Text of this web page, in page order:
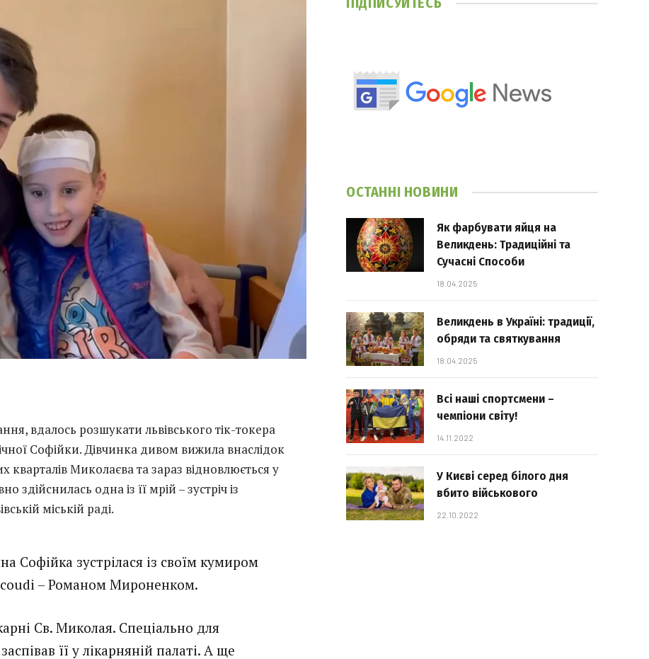
вдалось розшукати львівського тік-токера
Софійки. Дівчинка дивом вижила внаслідок
Миколаєва та зараз відновлюється у
здійснилась одна із її мрій – зустріч із
міській раді.
Софійка зустрілася із своїм кумиром
– Романом Мироненком.
Св. Миколая. Спеціально для
її у лікарняній палаті. А ще
ОСТАННІ НОВИНИ
Як фарбувати яйця на
Великдень: Традиційні та
Сучасні Способи
18.04.2025
Великдень в Україні: традиції,
обряди та святкування
18.04.2025
Всі наші спортсмени –
чемпіони світу!
14.11.2022
У Києві серед білого дня
вбито військового
22.10.2022